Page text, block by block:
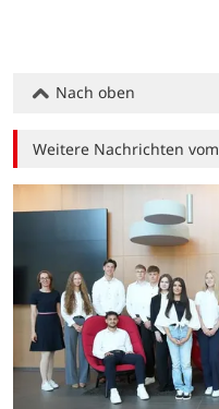
Nach oben
Weitere Nachrichten vom